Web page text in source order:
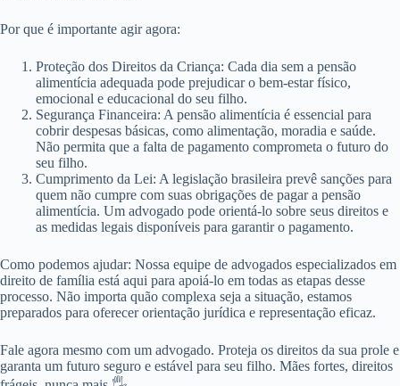
Por que é importante agir agora:
Proteção dos Direitos da Criança: Cada dia sem a pensão
alimentícia adequada pode prejudicar o bem-estar físico,
emocional e educacional do seu filho.
Segurança Financeira: A pensão alimentícia é essencial para
cobrir despesas básicas, como alimentação, moradia e saúde.
Não permita que a falta de pagamento comprometa o futuro do
seu filho.
Cumprimento da Lei: A legislação brasileira prevê sanções para
quem não cumpre com suas obrigações de pagar a pensão
alimentícia. Um advogado pode orientá-lo sobre seus direitos e
as medidas legais disponíveis para garantir o pagamento.
Como podemos ajudar: Nossa equipe de advogados especializados em
direito de família está aqui para apoiá-lo em todas as etapas desse
processo. Não importa quão complexa seja a situação, estamos
preparados para oferecer orientação jurídica e representação eficaz.
Fale agora mesmo com um advogado. Proteja os direitos da sua prole e
garanta um futuro seguro e estável para seu filho. Mães fortes, direitos